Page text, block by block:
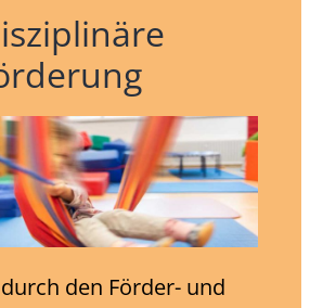
den Förder- und